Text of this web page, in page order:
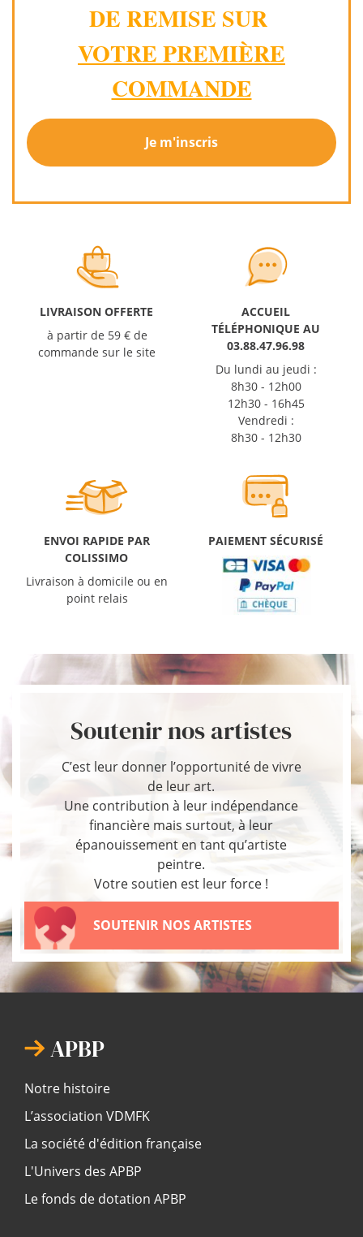
DE REMISE SUR
VOTRE PREMIÈRE
COMMANDE
Je m'inscris
LIVRAISON OFFERTE
à partir de 59 € de
commande sur le site
ACCUEIL
TÉLÉPHONIQUE AU
03.88.47.96.98
Du lundi au jeudi :
8h30 - 12h00
12h30 - 16h45
Vendredi :
8h30 - 12h30
ENVOI RAPIDE PAR
COLISSIMO
Livraison à domicile ou en
point relais
PAIEMENT SÉCURISÉ
Soutenir nos artistes
C’est leur donner l’opportunité de vivre
de leur art.
Une contribution à leur indépendance
financière mais surtout, à leur
épanouissement en tant qu’artiste
peintre.
Votre soutien est leur force !
SOUTENIR NOS ARTISTES
APBP
Notre histoire
L’association VDMFK
La société d'édition française
L'Univers des APBP
Le fonds de dotation APBP